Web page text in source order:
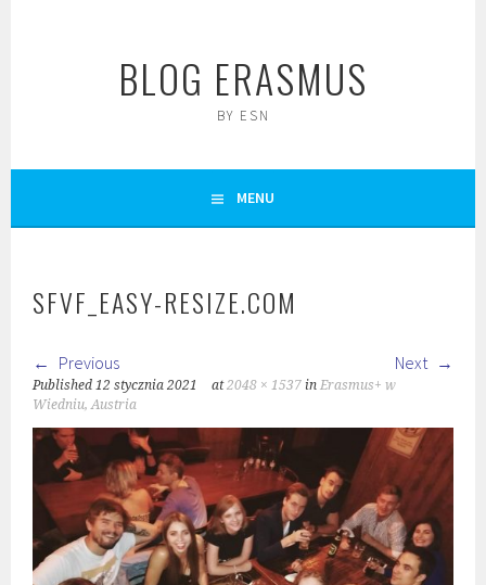
BLOG ERASMUS
BY ESN
MENU
SFVF_EASY-RESIZE.COM
Previous Next
Published12 stycznia 2021 at2048 × 1537 inErasmus+ w
Wiedniu, Austria